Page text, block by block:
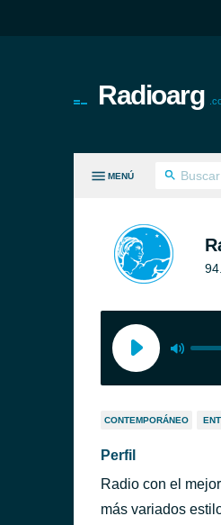
Radioarg
MENÚ
CONTEMPORÁNEO
Perfil
Radio con el
más variados